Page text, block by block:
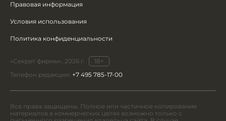
Правовая информация
Условия использования
Политика конфиденциальности
«Секрет фирмы», 2026 г.
18+
Телефон редакции: +7 495 785-17-00
Все права защищены. Полное или частичное копирование
материалов в коммерческих целях возможно только с